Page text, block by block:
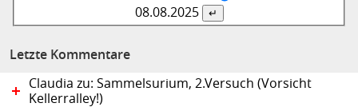
08.08.2025
Letzte Kommentare
Claudia zu: Sammelsurium, 2.Versuch (Vorsicht
Kellerralley!)